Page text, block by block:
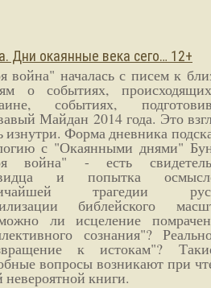
Дни окаянные века сего… 12+
война" началась с писем к
о событиях,
событиях,
Майдан 2014 года. Это
изнутри. Форма дневника
с "Окаянными днями"
война" - есть
и попытка
трагедии
библейского
ли исцеление
сознания"?
к истокам"?
вопросы возникают при
невероятной книги.